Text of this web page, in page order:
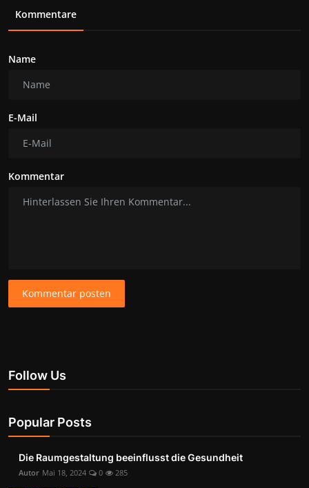
Kommentare
Name
E-Mail
Kommentar
Kommentar posten
Follow Us
Popular Posts
Die Raumgestaltung beeinflusst die Gesundheit
Autor Mai 18, 2024 0 285